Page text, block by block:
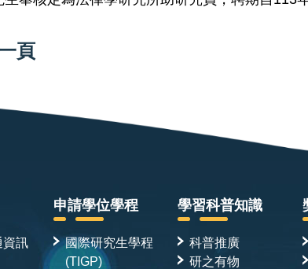
頁
資訊
申請學位學程
國際研究生學程
(TIGP)
學習科普知識
科普推廣
研之有物